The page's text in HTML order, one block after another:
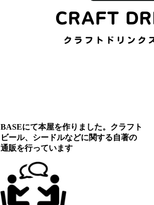
BASEにて本屋を作りました。クラフト
ビール、シードルなどに関する自著の
通販を行っています